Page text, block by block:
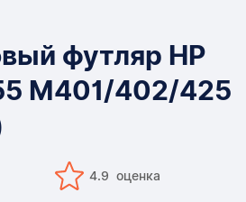
футляр HP
M401/402/425
4.9 оценка